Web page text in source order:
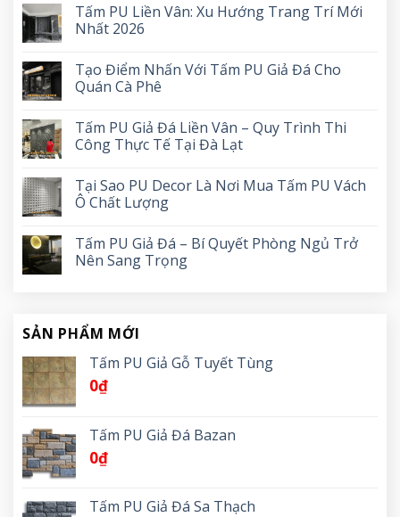
Tấm PU Liền Vân: Xu Hướng Trang Trí Mới
Nhất 2026
Tạo Điểm Nhấn Với Tấm PU Giả Đá Cho
Quán Cà Phê
Tấm PU Giả Đá Liền Vân – Quy Trình Thi
Công Thực Tế Tại Đà Lạt
Tại Sao PU Decor Là Nơi Mua Tấm PU Vách
Ô Chất Lượng
Tấm PU Giả Đá – Bí Quyết Phòng Ngủ Trở
Nên Sang Trọng
SẢN PHẨM MỚI
Tấm PU Giả Gỗ Tuyết Tùng
0₫
Tấm PU Giả Đá Bazan
0₫
Tấm PU Giả Đá Sa Thạch